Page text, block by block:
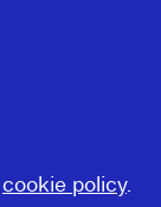
cookie policy.